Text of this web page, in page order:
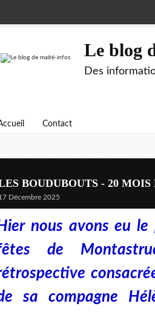
Le blog
Des
Contact
BOUDUBOUTS - 20
Décembre 2025
nous avons eu le
de
sa compagne